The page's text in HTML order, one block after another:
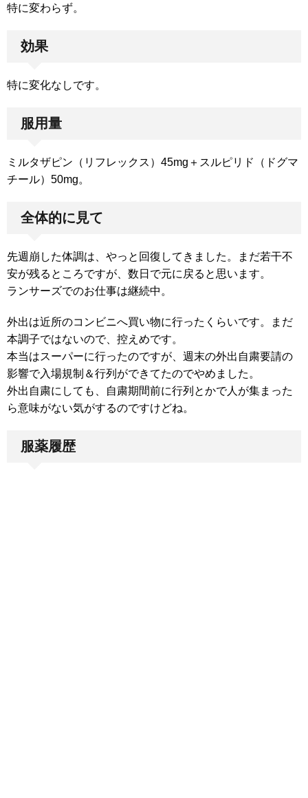
特に変わらず。
効果
特に変化なしです。
服用量
ミルタザピン（リフレックス）45mg＋スルピリド（ドグマ
チール）50mg。
全体的に見て
先週崩した体調は、やっと回復してきました。まだ若干不
安が残るところですが、数日で元に戻ると思います。
ランサーズでのお仕事は継続中。
外出は近所のコンビニへ買い物に行ったくらいです。まだ
本調子ではないので、控えめです。
本当はスーパーに行ったのですが、週末の外出自粛要請の
影響で入場規制＆行列ができてたのでやめました。
外出自粛にしても、自粛期間前に行列とかで人が集まった
ら意味がない気がするのですけどね。
服薬履歴